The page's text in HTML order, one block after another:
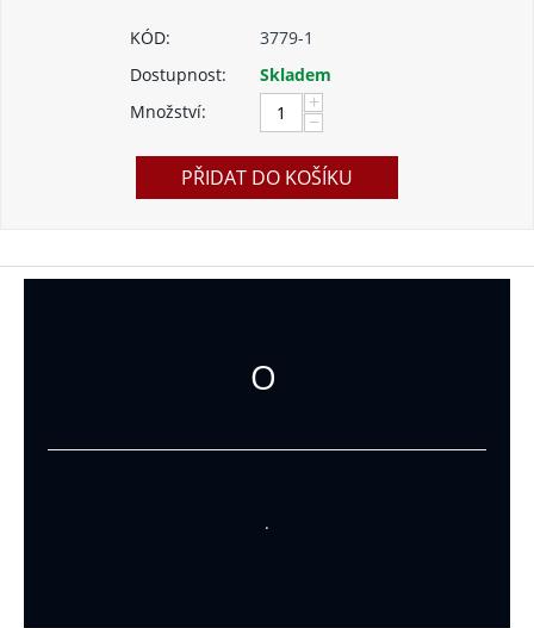
KÓD:
3779-1
Dostupnost:
Skladem
Množství:
+
−
PŘIDAT DO KOŠÍKU
O
.